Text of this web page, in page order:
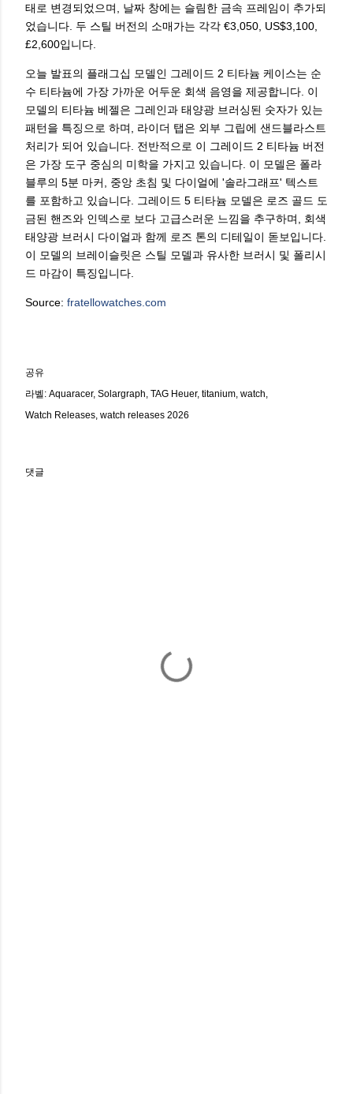
태로 변경되었으며, 날짜 창에는 슬림한 금속 프레임이 추가되
었습니다. 두 스틸 버전의 소매가는 각각 €3,050, US$3,100,
£2,600입니다.
오늘 발표의 플래그십 모델인 그레이드 2 티타늄 케이스는 순
수 티타늄에 가장 가까운 어두운 회색 음영을 제공합니다. 이
모델의 티타늄 베젤은 그레인과 태양광 브러싱된 숫자가 있는
패턴을 특징으로 하며, 라이더 탭은 외부 그립에 샌드블라스트
처리가 되어 있습니다. 전반적으로 이 그레이드 2 티타늄 버전
은 가장 도구 중심의 미학을 가지고 있습니다. 이 모델은 폴라
블루의 5분 마커, 중앙 초침 및 다이얼에 '솔라그래프' 텍스트
를 포함하고 있습니다. 그레이드 5 티타늄 모델은 로즈 골드 도
금된 핸즈와 인덱스로 보다 고급스러운 느낌을 추구하며, 회색
태양광 브러시 다이얼과 함께 로즈 톤의 디테일이 돋보입니다.
이 모델의 브레이슬릿은 스틸 모델과 유사한 브러시 및 폴리시
드 마감이 특징입니다.
Source: fratellowatches.com
공유
라벨: Aquaracer Solargraph TAG Heuer titanium watch
Watch Releases watch releases 2026
댓글